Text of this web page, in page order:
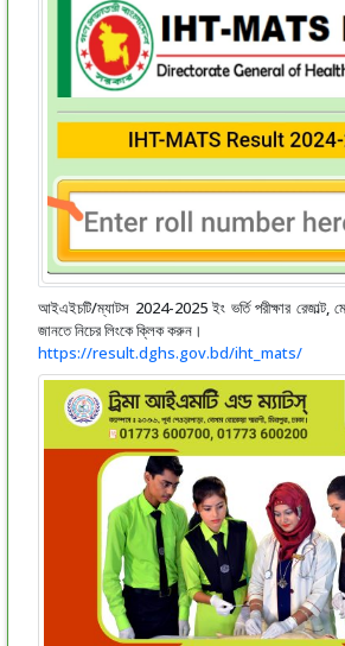
আইএইচটি/ম্যাটস 2024-2025 ইং ভর্তি পরীক্ষার রেজাল্ট,
জানতে নিচের লিংকে ক্লিক করুন।
https://result.dghs.gov.bd/iht_mats/